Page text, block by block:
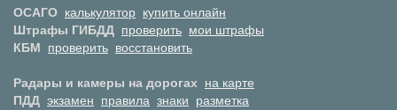
ОСАГО калькулятор купить онлайн
Штрафы ГИБДД проверить мои штрафы
КБМ проверить восстановить
Радары и камеры на дорогах на карте
ПДД экзамен правила знаки разметка